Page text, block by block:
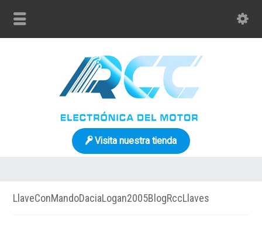
Visita nuestra tienda
LlaveConMandoDaciaLogan2005BlogRccLlaves